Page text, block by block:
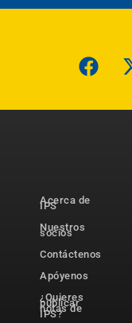
Acerca de
IPS
Nuestros
socios
Contáctenos
Apóyenos
¿Quieres
publicar
notas de
IPS?